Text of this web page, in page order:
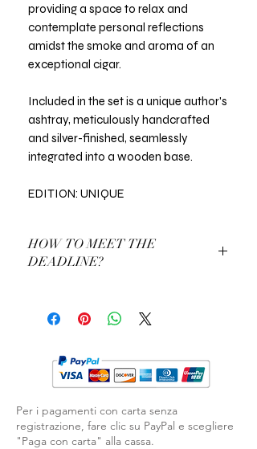
providing a space to relax and
contemplate personal reflections
amidst the smoke and aroma of an
exceptional cigar.
Included in the set is a unique author's
ashtray, meticulously handcrafted
and silver-finished, seamlessly
integrated into a wooden base.
EDITION: UNIQUE
HOW TO MEET THE
DEADLINE?
Use a Gift Certificate!
Per i pagamenti con carta senza
registrazione, fare clic su PayPal e scegliere
"Paga con carta" alla cassa.